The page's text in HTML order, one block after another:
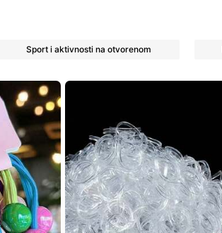
Sport i aktivnosti na otvorenom